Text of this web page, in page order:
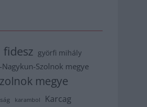
fidesz györfi mihály
Nagykun-Szolnok megye
megye
karambol Karcag